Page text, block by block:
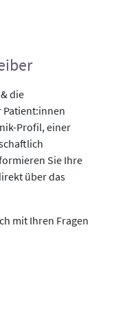
die
Profil, einer
Sie Ihre
über das
mit Ihren Fragen